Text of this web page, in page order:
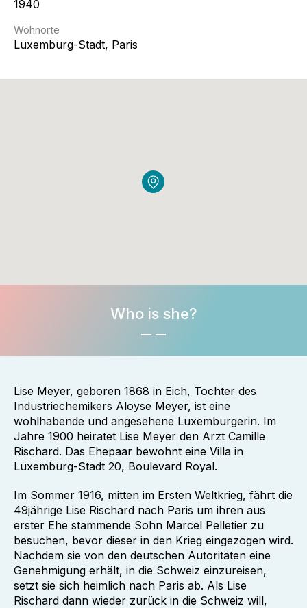
1940
Wohnorte
Luxemburg-Stadt, Paris
Who is she?
Lise Meyer, geboren 1868 in Eich, Tochter des
Industriechemikers Aloyse Meyer, ist eine
wohlhabende und angesehene Luxemburgerin. Im
Jahre 1900 heiratet Lise Meyer den Arzt Camille
Rischard. Das Ehepaar bewohnt eine Villa in
Luxemburg-Stadt 20, Boulevard Royal.
Im Sommer 1916, mitten im Ersten Weltkrieg, fährt die
49jährige Lise Rischard nach Paris um ihren aus
erster Ehe stammende Sohn Marcel Pelletier zu
besuchen, bevor dieser in den Krieg eingezogen wird.
Nachdem sie von den deutschen Autoritäten eine
Genehmigung erhält, in die Schweiz einzureisen,
setzt sie sich heimlich nach Paris ab. Als Lise
Rischard dann wieder zurück in die Schweiz will,